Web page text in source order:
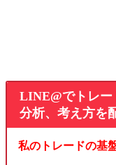
LINE@でトレー
分析、考え方を
私のトレードの基